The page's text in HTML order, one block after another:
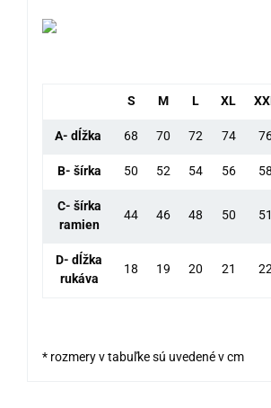
S M L XL
A- dĺžka 68 70 72 74
B- šírka 50 52 54 56 58
C- šírka
ramien
44 46 48 50 51
D- dĺžka
rukáva
18 19 20 21 22
* rozmery v tabuľke sú uvedené v cm